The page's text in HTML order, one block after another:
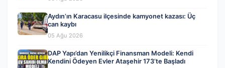
Aydın’ın Karacasu ilçesinde kamyonet kazası: Üç
can kaybı
05 Ağu 2026
DAP Yapı’dan Yenilikçi Finansman Modeli: Kendi
Kendini Ödeyen Evler Ataşehir 173’te Başladı